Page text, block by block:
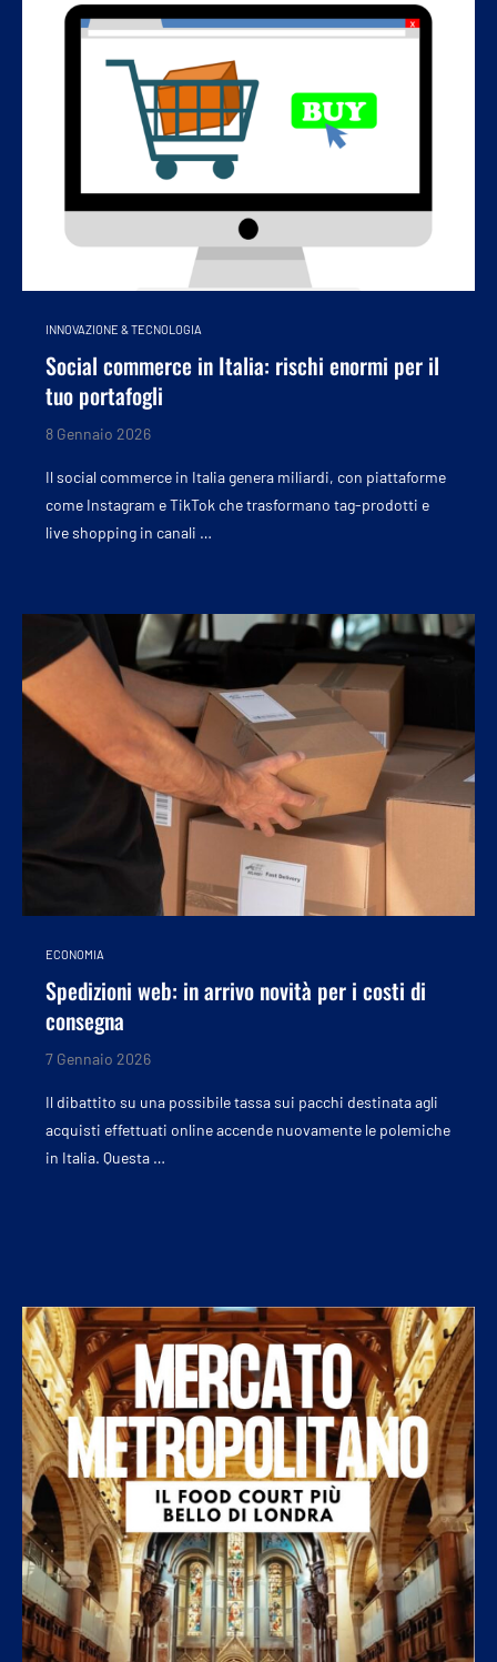
INNOVAZIONE & TECNOLOGIA
Social commerce in Italia: rischi enormi per il
tuo portafogli
8 Gennaio 2026
Il social commerce in Italia genera miliardi, con piattaforme
come Instagram e TikTok che trasformano tag-prodotti e
live shopping in canali …
ECONOMIA
Spedizioni web: in arrivo novità per i costi di
consegna
7 Gennaio 2026
Il dibattito su una possibile tassa sui pacchi destinata agli
acquisti effettuati online accende nuovamente le polemiche
in Italia. Questa …